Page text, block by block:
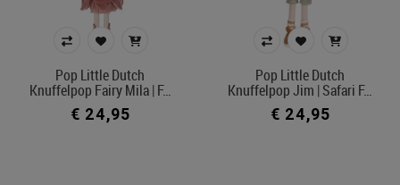
Ecocheque artikelen
Belgisch product
Filters toepassen
Pop Little Dutch
Knuffelpop Fairy Mila | F…
€ 24,95
Pop Little Dutch
Knuffelpop Jim | Safari F…
€ 24,95